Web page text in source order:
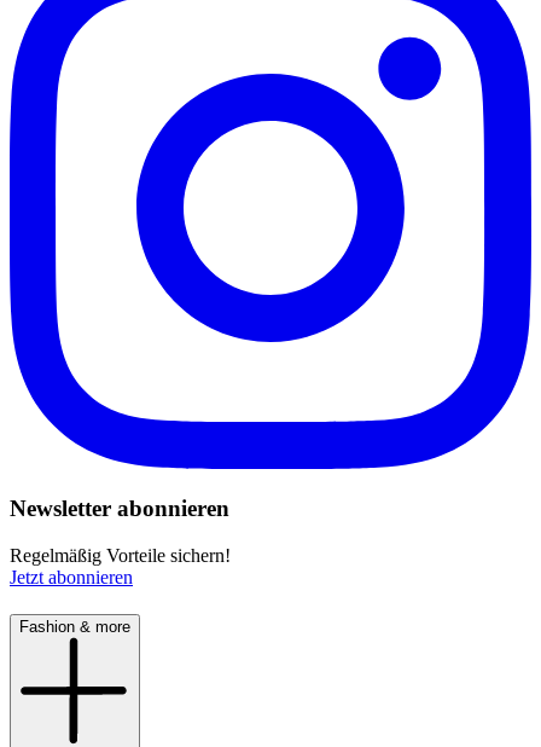
Newsletter abonnieren
Regelmäßig Vorteile sichern!
Jetzt abonnieren
Fashion & more